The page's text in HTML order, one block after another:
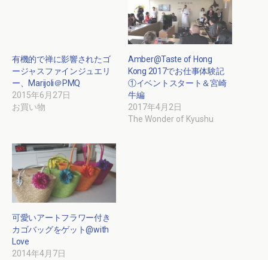
有機的で禅に影響されたゴ
ージャスファインジュエリ
ー、Marijoli＠PMQ
2015年6月27日
お買い物
Amber@Taste of Hong
Kong 2017でお仕事体験記
①イベントスタート＆宮崎
牛編
2017年4月2日
The Wonder of Kyushu
可愛いアートフラワー付き
カゴバッグをゲット@with
Love
2014年4月7日